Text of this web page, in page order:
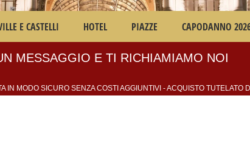
E CASTELLI HOTEL PIAZZE CAPODANNO
MESSAGGIO E TI RICHIAMIAMO NOI
IN MODO SICURO SENZA COSTI AGGIUNTIVI - ACQUISTO TUTELATO